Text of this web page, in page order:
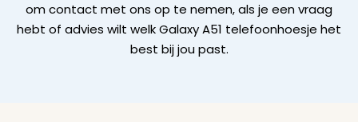
om contact met ons op te nemen, als je een vraag
hebt of advies wilt welk Galaxy A51 telefoonhoesje het
best bij jou past.